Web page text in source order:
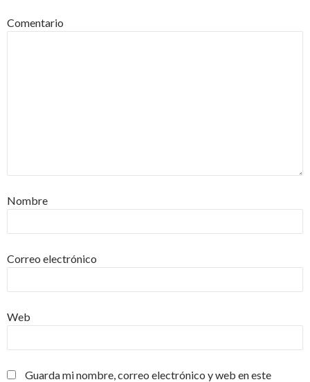
Comentario
Nombre
Correo electrónico
Web
Guarda mi nombre, correo electrónico y web en este